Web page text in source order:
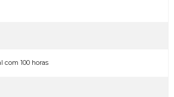
com 100 horas